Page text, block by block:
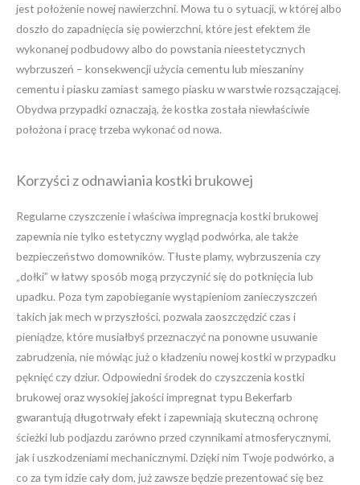
jest położenie nowej nawierzchni. Mowa tu o sytuacji, w której albo
doszło do zapadnięcia się powierzchni, które jest efektem źle
wykonanej podbudowy albo do powstania nieestetycznych
wybrzuszeń – konsekwencji użycia cementu lub mieszaniny
cementu i piasku zamiast samego piasku w warstwie rozsączającej.
Obydwa przypadki oznaczają, że kostka została niewłaściwie
położona i pracę trzeba wykonać od nowa.
Korzyści z odnawiania kostki brukowej
Regularne czyszczenie i właściwa impregnacja kostki brukowej
zapewnia nie tylko estetyczny wygląd podwórka, ale także
bezpieczeństwo domowników. Tłuste plamy, wybrzuszenia czy
„dołki” w łatwy sposób mogą przyczynić się do potknięcia lub
upadku. Poza tym zapobieganie wystąpieniom zanieczyszczeń
takich jak mech w przyszłości, pozwala zaoszczędzić czas i
pieniądze, które musiałbyś przeznaczyć na ponowne usuwanie
zabrudzenia, nie mówiąc już o kładzeniu nowej kostki w przypadku
pęknięć czy dziur. Odpowiedni środek do czyszczenia kostki
brukowej oraz wysokiej jakości impregnat typu Bekerfarb
gwarantują długotrwały efekt i zapewniają skuteczną ochronę
ścieżki lub podjazdu zarówno przed czynnikami atmosferycznymi,
jak i uszkodzeniami mechanicznymi. Dzięki nim Twoje podwórko, a
co za tym idzie cały dom, już zawsze będzie prezentować się bez